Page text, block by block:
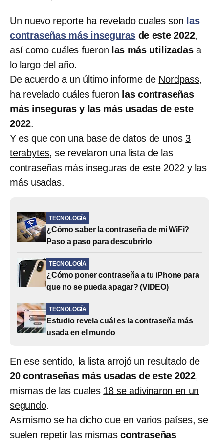
Un nuevo reporte ha revelado cuales son las
contraseñas más inseguras de este 2022,
así como cuáles fueron las más utilizadasa
lo largo del año.
De acuerdo a un último informe de Nordpass,
ha revelado cuáles fueron las contraseñas
más inseguras y las más usadas de este
2022.
Y es que con una base de datos de unos 3
terabytes, se revelaron una lista de las
contraseñas más inseguras de este 2022 y las
más usadas.
TECNOLOGÍA
¿Cómo saber la contraseña de mi WiFi?
Paso a paso para descubrirlo
TECNOLOGÍA
¿Cómo poner contraseña a tu iPhone para
que no se pueda apagar? (VIDEO)
TECNOLOGÍA
Estudio revela cuál es la contraseña más
usada en el mundo
En ese sentido, la lista arrojó un resultado de
20 contraseñas más usadas de este 2022,
mismas de las cuales 18 se adivinaron en un
segundo.
Asimismo se ha dicho que en varios países, se
suelen repetir las mismascontraseñas